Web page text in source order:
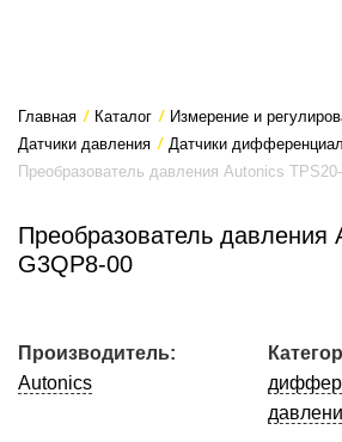
Главная / Каталог / Измерение и
Датчики давления / Датчики
Преобразователь давления Autonics
Преобразователь давления
G3QP8-00
Производитель:
Autonics